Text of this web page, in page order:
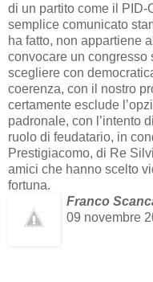
di un partito come il
semplice comunicato
ha fatto, non appartiene
convocare un congresso
scegliere con
coerenza, con il nostro
certamente esclude
padronale, con l’intento
ruolo di feudatario, in
Prestigiacomo, di Re
amici che hanno scelto
fortuna.
Franco
09 novembre